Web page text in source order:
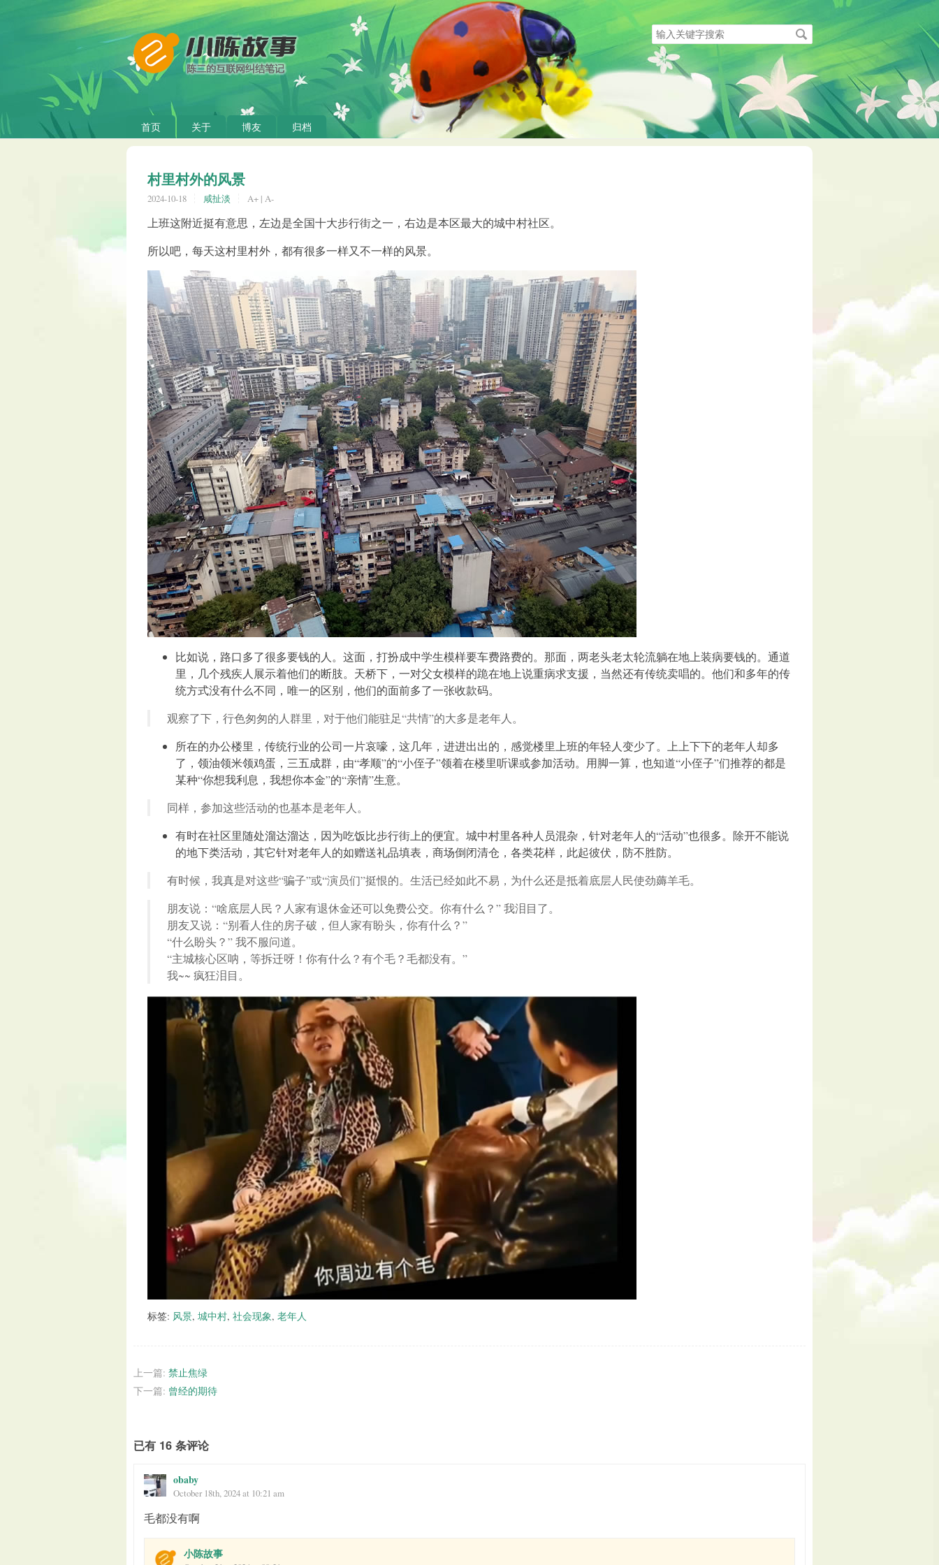
搜
索
关
键
字
首页 关于 博友 归档
村里村外的风景
2024-10-18 咸扯淡 A+ | A-
上班这附近挺有意思，左边是全国十大步行街之一，右边是本区最大的城中村社区。
所以吧，每天这村里村外，都有很多一样又不一样的风景。
比如说，路口多了很多要钱的人。这面，打扮成中学生模样要车费路费的。那面，两老头老太轮流躺在地上装病要钱的。通道
里，几个残疾人展示着他们的断肢。天桥下，一对父女模样的跪在地上说重病求支援，当然还有传统卖唱的。他们和多年的传
统方式没有什么不同，唯一的区别，他们的面前多了一张收款码。
观察了下，行色匆匆的人群里，对于他们能驻足“共情”的大多是老年人。
所在的办公楼里，传统行业的公司一片哀嚎，这几年，进进出出的，感觉楼里上班的年轻人变少了。上上下下的老年人却多
了，领油领米领鸡蛋，三五成群，由“孝顺”的“小侄子”领着在楼里听课或参加活动。用脚一算，也知道“小侄子”们推荐的都是
某种“你想我利息，我想你本金”的“亲情”生意。
同样，参加这些活动的也基本是老年人。
有时在社区里随处溜达溜达，因为吃饭比步行街上的便宜。城中村里各种人员混杂，针对老年人的“活动”也很多。除开不能说
的地下类活动，其它针对老年人的如赠送礼品填表，商场倒闭清仓，各类花样，此起彼伏，防不胜防。
有时候，我真是对这些“骗子”或“演员们”挺恨的。生活已经如此不易，为什么还是抵着底层人民使劲薅羊毛。
朋友说：“啥底层人民？人家有退休金还可以免费公交。你有什么？” 我泪目了。
朋友又说：“别看人住的房子破，但人家有盼头，你有什么？”
“什么盼头？” 我不服问道。
“主城核心区呐，等拆迁呀！你有什么？有个毛？毛都没有。”
我~~ 疯狂泪目。
标签: 风景, 城中村, 社会现象, 老年人
上一篇: 禁止焦绿
下一篇: 曾经的期待
已有 16 条评论
obaby
October 18th, 2024 at 10:21 am
毛都没有啊
小陈故事